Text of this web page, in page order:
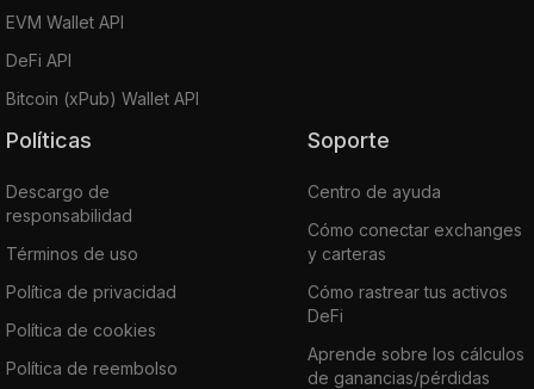
EVM Wallet API
DeFi API
Bitcoin (xPub) Wallet API
Políticas
Descargo de
responsabilidad
Términos de uso
Política de privacidad
Política de cookies
Política de reembolso
Soporte
Centro de ayuda
Cómo conectar exchanges
y carteras
Cómo rastrear tus activos
DeFi
Aprende sobre los cálculos
de ganancias/pérdidas